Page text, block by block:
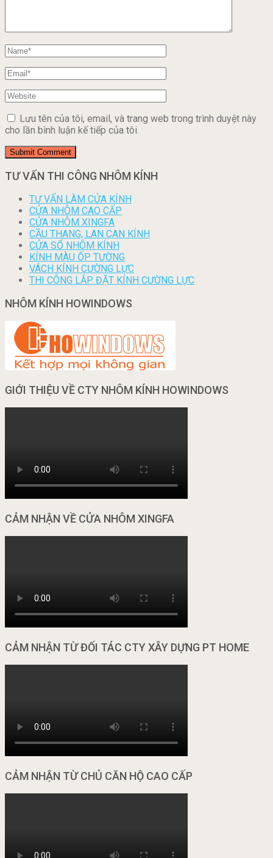
Lưu tên của tôi, email, và trang web trong trình duyệt này
cho lần bình luận kế tiếp của tôi.
TƯ VẤN THI CÔNG NHÔM KÍNH
TƯ VẤN LÀM CỬA KÍNH
CỬA NHÔM CAO CẤP
CỬA NHÔM XINGFA
CẦU THANG, LAN CAN KÍNH
CỬA SỔ NHÔM KÍNH
KÍNH MÀU ỐP TƯỜNG
VÁCH KÍNH CƯỜNG LỰC
THI CÔNG LẮP ĐẶT KÍNH CƯỜNG LỰC
NHÔM KÍNH HOWINDOWS
GIỚI THIỆU VỀ CTY NHÔM KÍNH HOWINDOWS
CẢM NHẬN VỀ CỬA NHÔM XINGFA
CẢM NHẬN TỪ ĐỐI TÁC CTY XÂY DỰNG PT HOME
CẢM NHẬN TỪ CHỦ CĂN HỘ CAO CẤP